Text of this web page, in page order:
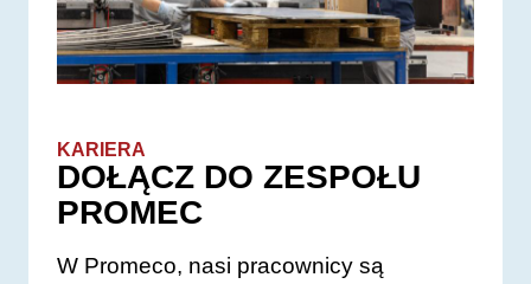
KARIERA
DOŁĄCZ DO ZESPOŁU
PROMEC
W Promeco, nasi pracownicy są